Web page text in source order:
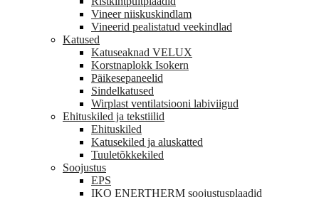
Vineer niiskuskindlam
Vineerid pealistatud veekindlad
Katused
Katuseaknad VELUX
Korstnaplokk Isokern
Päikesepaneelid
Sindelkatused
Wirplast ventilatsiooni labiviigud
Ehituskiled ja tekstiilid
Ehituskiled
Katusekiled ja aluskatted
Tuuletõkkekiled
Soojustus
EPS
IKO ENERTHERM soojustusplaadid